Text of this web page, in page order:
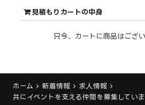
見積もりカートの中身
只今、カートに商品はござい
ホーム 新着情報
求人情報
共にイベントを支える仲間を募集していま